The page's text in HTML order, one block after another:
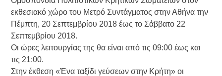
εκθεσιακό χώρο του Μετρό Συντάγματος στην Αθήνα την
Πέμπτη, 20 Σεπτεμβρίου 2018 έως το Σάββατο 22
Σεπτεμβρίου 2018.
Οι ώρες λειτουργίας της θα είναι από τις 09:00 έως και
τις 21:00.
Στην έκθεση «Ένα ταξίδι γεύσεων στην Κρήτη» οι